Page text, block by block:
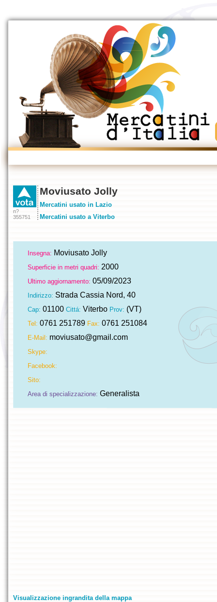
n?
355751
Moviusato Jolly
Mercatini usato in Lazio
Mercatini usato a Viterbo
Insegna: Moviusato Jolly
Superficie in metri quadri: 2000
Ultimo aggiornamento: 05/09/2023
Indirizzo: Strada Cassia Nord, 40
Cap: 01100 Cittá: Viterbo Prov: (VT)
Tel: 0761 251789 Fax: 0761 251084
E-Mail: moviusato@gmail.com
Skype:
Facebook:
Sito:
Area di specializzazione: Generalista
Visualizzazione ingrandita della mappa